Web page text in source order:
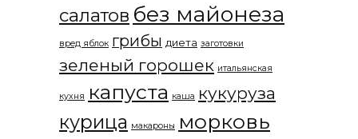
салатов без майонеза
вред яблок грибы диета заготовки
зеленый горошек итальянская
кухня капуста каша кукуруза
курица макароны морковь